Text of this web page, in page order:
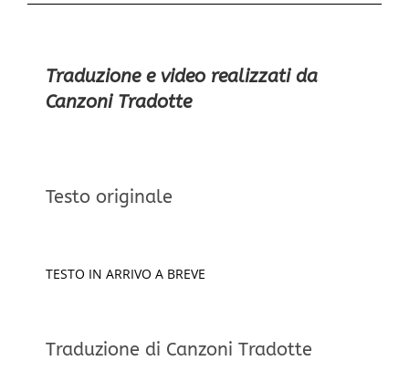
Traduzione e video realizzati da
Canzoni Tradotte
Testo originale
TESTO IN ARRIVO A BREVE
Traduzione di Canzoni Tradotte